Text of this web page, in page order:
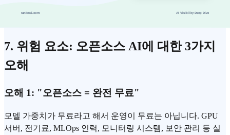
7. 위험 요소: 오픈소스 AI에 대한 3가지
오해
오해 1: "오픈소스 = 완전 무료"
모델 가중치가 무료라고 해서 운영이 무료는 아닙니다. GPU
서버, 전기료, MLOps 인력, 모니터링 시스템, 보안 관리 등 실